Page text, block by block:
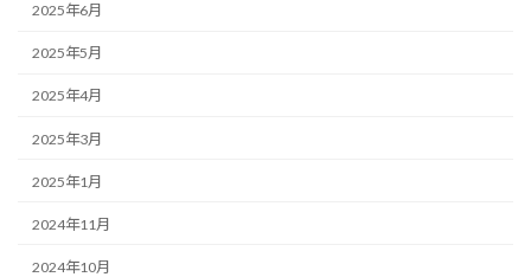
2025年6月
2025年5月
2025年4月
2025年3月
2025年1月
2024年11月
2024年10月